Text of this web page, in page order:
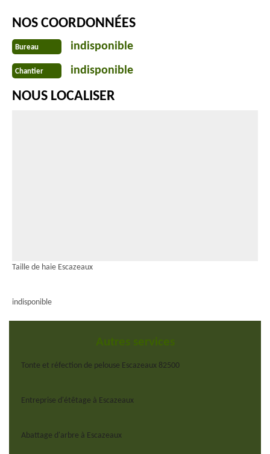
NOS COORDONNÉES
Bureau indisponible
Chantier indisponible
NOUS LOCALISER
Taille de haie Escazeaux
indisponible
Autres services
Tonte et réfection de pelouse Escazeaux 82500
Entreprise d'étêtage à Escazeaux
Abattage d'arbre à Escazeaux